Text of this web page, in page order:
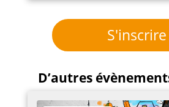
S'inscrire
D’autres